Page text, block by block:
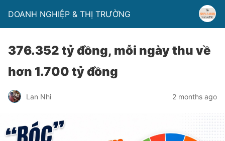
DOANH NGHIỆP & THỊ TRƯỜNG
376.352 tỷ đồng, mỗi ngày thu về
hơn 1.700 tỷ đồng
Lan Nhi 2 months ago